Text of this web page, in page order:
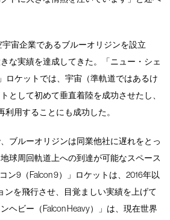
宙企業であるブルーオリジンを設立
な実績を達成してきた。「ニュー・シェ
ロケットでは、宇宙（準軌道ではあるけ
として初めて垂直着陸を成功させたし、
用することにも成功した。
ブルーオリジンは同業他社に遅れをとっ
球周回軌道上への到達が可能なスペース
ン9（Falcon 9）」ロケットは、2016年以
ンを飛行させ、目覚ましい実績を上げて
ヘビー（Falcon Heavy）」は、現在世界